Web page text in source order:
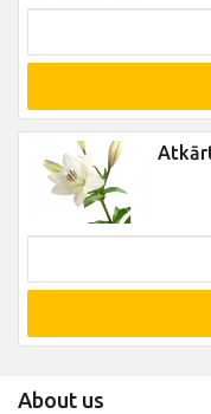
About us